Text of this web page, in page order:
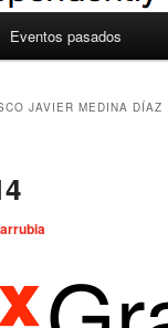
Eventos pasados
JAVIER MEDINA DÍAZ